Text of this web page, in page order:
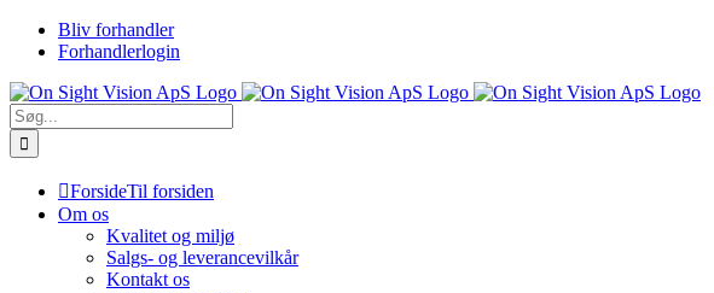
Skip
Bliv forhandler
Forhandlerlogin
Søg
efter:
ForsideTil forsiden
Om os
Kvalitet og miljø
Salgs- og leverancevilkår
Kontakt os